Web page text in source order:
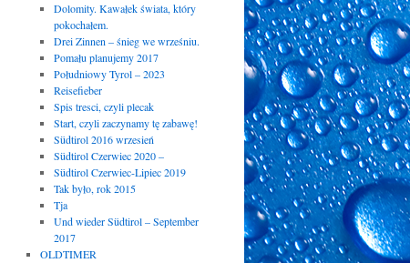
Dolomity. Kawałek świata, który
pokochałem.
Drei Zinnen – śnieg we wrześniu.
Pomału planujemy 2017
Południowy Tyrol – 2023
Reisefieber
Spis tresci, czyli plecak
Start, czyli zaczynamy tę zabawę!
Südtirol 2016 wrzesień
Südtirol Czerwiec 2020 –
Südtirol Czerwiec-Lipiec 2019
Tak było, rok 2015
Tja
Und wieder Südtirol – September
2017
OLDTIMER